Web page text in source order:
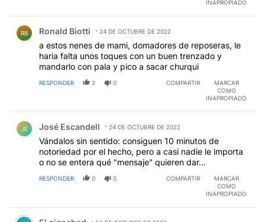
INAPROPIADO
RB Ronald Biotti 24 DE OCTUBRE DE 2022
a estos nenes de mami, domadores de reposeras, le
haria falta unos toques con un buen trenzado y
mandarlo con pala y pico a sacar churqui
RESPONDER 2 0 COMPARTIR
MARCAR
COMO
INAPROPIADO
JE José Escandell 24 DE OCTUBRE DE 2022
Vándalos sin sentido: consiguen 10 minutos de
notoriedad por el hecho, pero a casi nadie le importa
o no se entera qué "mensaje" quieren dar...
RESPONDER 0 0 COMPARTIR
MARCAR
COMO
INAPROPIADO
Comentario de El gigachad.